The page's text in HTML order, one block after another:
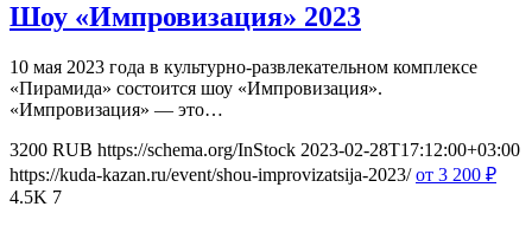
Шоу «Импровизация» 2023
10 мая 2023 года в культурно-развлекательном комплексе
«Пирамида» состоится шоу «Импровизация».
«Импровизация» — это…
3200 RUB https://schema.org/InStock 2023-02-28T17:12:00+03:00
https://kuda-kazan.ru/event/shou-improvizatsija-2023/ от 3 200 ₽
4.5K 7